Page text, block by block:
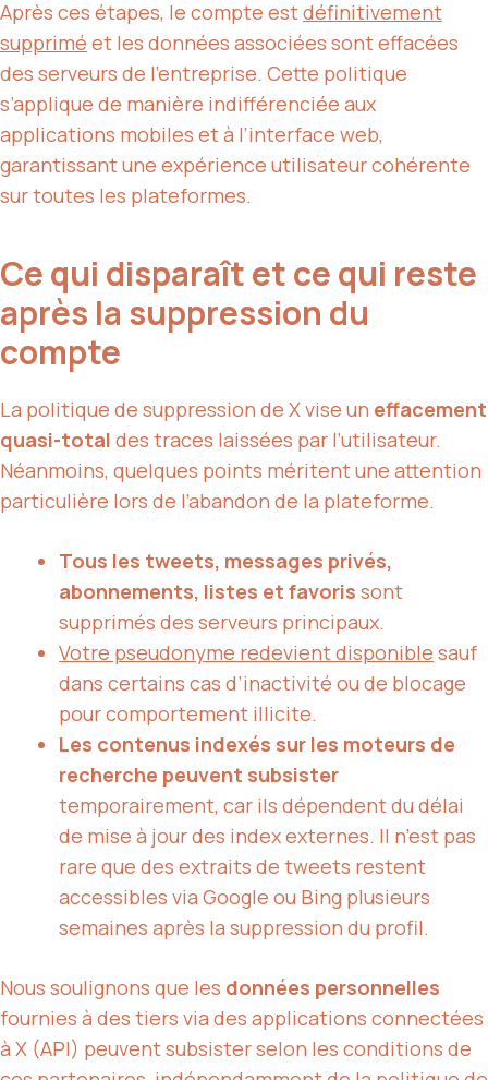
Après ces étapes, le compte estdéfinitivement
supprimé et les données associées sont effacées
des serveurs de l’entreprise. Cette politique
s’applique de manière indifférenciée aux
applications mobiles et à l’interface web,
garantissant une expérience utilisateur cohérente
sur toutes les plateformes.
Ce qui disparaît et ce qui reste
après la suppression du
compte
La politique de suppression de X vise un effacement
quasi-total des traces laissées par l’utilisateur.
Néanmoins, quelques points méritent une attention
particulière lors de l’abandon de la plateforme.
Tous les tweets, messages privés,
abonnements, listes et favoris sont
supprimés des serveurs principaux.
Votre pseudonyme redevient disponible sauf
dans certains cas d’inactivité ou de blocage
pour comportement illicite.
Les contenus indexés sur les moteurs de
recherche peuvent subsister
temporairement, car ils dépendent du délai
de mise à jour des index externes. Il n’est pas
rare que des extraits de tweets restent
accessibles via Google ou Bing plusieurs
semaines après la suppression du profil.
Nous soulignons que les données personnelles
fournies à des tiers via des applications connectées
à X (API) peuvent subsister selon les conditions de